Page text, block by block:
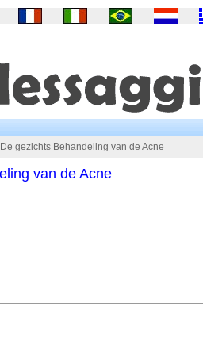
gezichts Behandeling van de Acne
van de Acne